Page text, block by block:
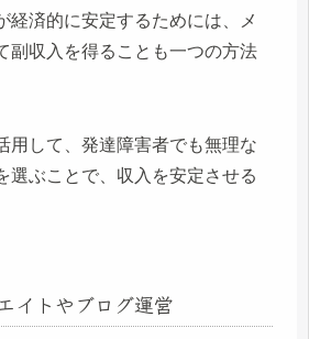
経済的に安定するためには、メ
副収入を得ることも一つの方法
用して、発達障害者でも無理な
選ぶことで、収入を安定させる
イトやブログ運営